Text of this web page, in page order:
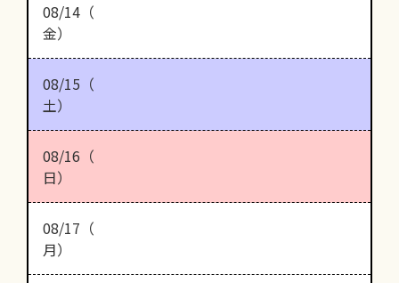
08/14（
金）
08/15（
土）
08/16（
日）
08/17（
月）